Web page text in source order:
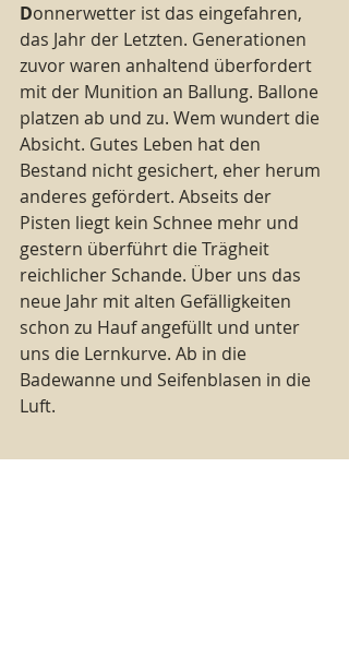
Donnerwetter ist das eingefahren,
das Jahr der Letzten. Generationen
zuvor waren anhaltend überfordert
mit der Munition an Ballung. Ballone
platzen ab und zu. Wem wundert die
Absicht. Gutes Leben hat den
Bestand nicht gesichert, eher herum
anderes gefördert. Abseits der
Pisten liegt kein Schnee mehr und
gestern überführt die Trägheit
reichlicher Schande. Über uns das
neue Jahr mit alten Gefälligkeiten
schon zu Hauf angefüllt und unter
uns die Lernkurve. Ab in die
Badewanne und Seifenblasen in die
Luft.